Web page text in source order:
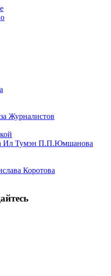
Журналистов
Ил Тумэн П.П.Юмшанова
Коротова